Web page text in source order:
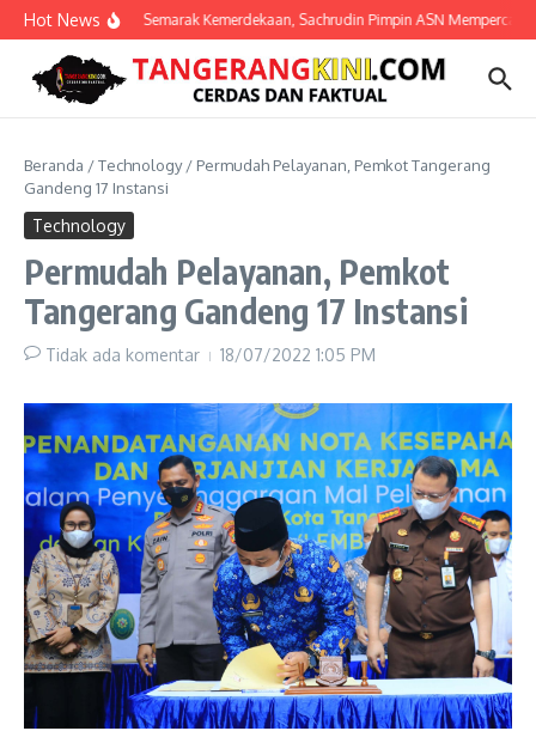
Lewati ke konten
Hot News Semarak Kemerdekaan, Sachrudin Pimpin ASN
Beranda /Technology/ Permudah Pelayanan, Pemkot Tangerang
Gandeng 17 Instansi
Technology
Permudah Pelayanan, Pemkot
Tangerang Gandeng 17 Instansi
Tidak ada komentar 18/07/2022 1:05 PM